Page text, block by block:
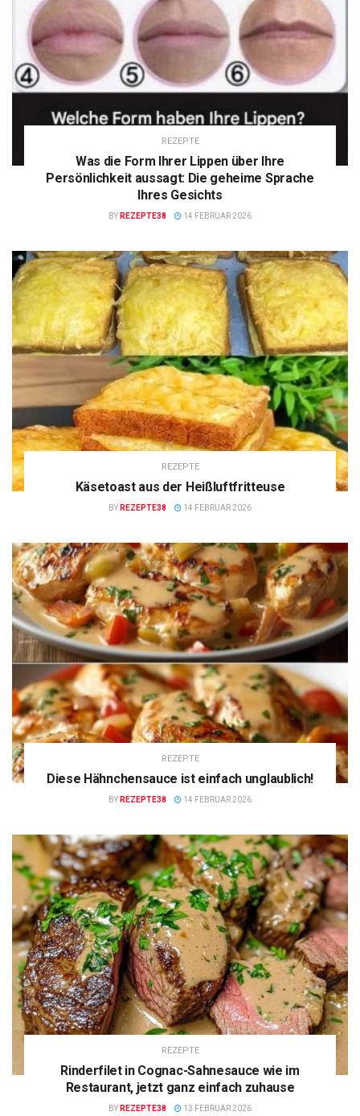
REZEPTE
Was die Form Ihrer Lippen über Ihre
Persönlichkeit aussagt: Die geheime Sprache
Ihres Gesichts
BY REZEPTE38 14 FEBRUAR 2026
REZEPTE
Käsetoast aus der Heißluftfritteuse
BY REZEPTE38 14 FEBRUAR 2026
REZEPTE
Diese Hähnchensauce ist einfach unglaublich!
BY REZEPTE38 14 FEBRUAR 2026
REZEPTE
Rinderfilet in Cognac-Sahnesauce wie im
Restaurant, jetzt ganz einfach zuhause
BY REZEPTE38 13 FEBRUAR 2026